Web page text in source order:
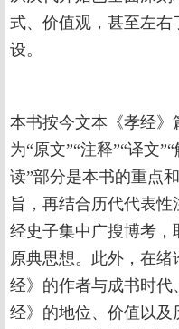
式、价值观，甚至左
设。
本书按今文本《孝经
为“原文”“注释”“译文
读”部分是本书的重点
旨，再结合历代代表
经史子集中广搜博考
原典思想。此外，在
经》的作者与成书时
经》的地位、价值以